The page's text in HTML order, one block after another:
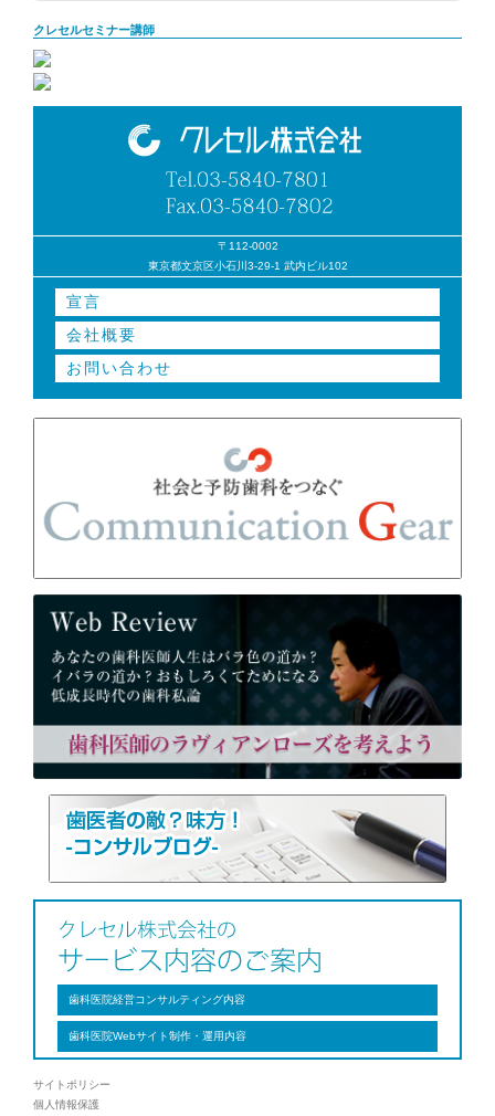
クレセルセミナー講師
〒112-0002
東京都文京区小石川3-29-1 武内ビル102
宣言
会社概要
お問い合わせ
歯科医院経営コンサルティング内容
歯科医院Webサイト制作・運用内容
サイトポリシー
個人情報保護